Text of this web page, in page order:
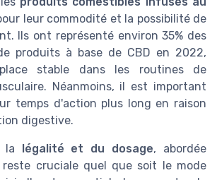
leur commodité et la possibilité de
Ils ont représenté environ 35% des
produits à base de CBD en 2022,
stable dans les routines de
Néanmoins, il est important
temps d'action plus long en raison
digestive.
la légalité et du dosage, abordée
reste cruciale quel que soit le mode